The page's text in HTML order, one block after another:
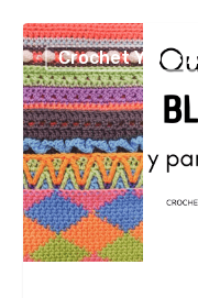
El
maravilloso
bloqueo
en
el
tejido
Crochet Y Dos